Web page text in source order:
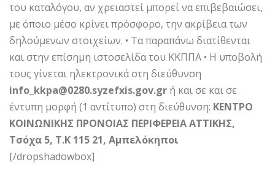
του καταλόγου, αν χρειαστεί μπορεί να επιβεβαιώσει,
με όποιο μέσο κρίνει πρόσφορο, την ακρίβεια των
δηλούμενων στοιχείων. • Τα παραπάνω διατίθενται
και στην επίσημη ιστοσελίδα του ΚΚΠΠΑ • Η υποβολή
τους γίνεται ηλεκτρονικά στη διεύθυνση
info_kkpa@0280.syzefxis.gov.gr ή και σε και σε
έντυπη μορφή (1 αντίτυπο) στη διεύθυνση: ΚΕΝΤΡΟ
ΚΟΙΝΩΝΙΚΗΣ ΠΡΟΝΟΙΑΣ ΠΕΡΙΦΕΡΕΙΑ ΑΤΤΙΚΗΣ,
Τσόχα 5, Τ.Κ 115 21, Αμπελόκηποι
[/dropshadowbox]